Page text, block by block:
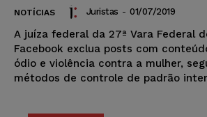
NOTÍCIAS Juristas - 01/07/2019
A juíza federal da 27ª Vara Federal
Facebook exclua posts com
ódio e violência contra a mulher,
métodos de controle de padrão